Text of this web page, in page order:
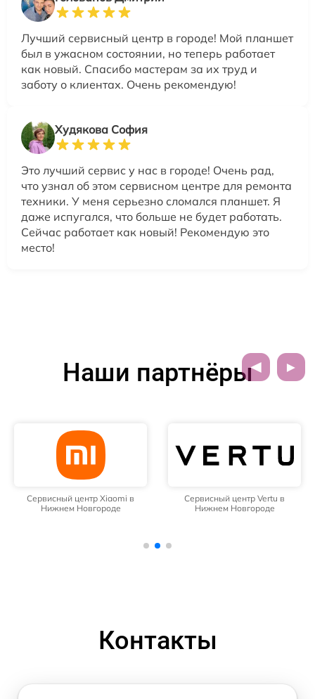
Лучший сервисный центр в городе! Мой планшет
был в ужасном состоянии, но теперь работает
как новый. Спасибо мастерам за их труд и
заботу о клиентах. Очень рекомендую!
Худякова София
Это лучший сервис у нас в городе! Очень рад,
что узнал об этом сервисном центре для ремонта
техники. У меня серьезно сломался планшет. Я
даже испугался, что больше не будет работать.
Сейчас работает как новый! Рекомендую это
место!
Наши партнёры
Сервисный центр Xiaomi в
Нижнем Новгороде
Сервисный центр Vertu в
Нижнем Новгороде
Контакты